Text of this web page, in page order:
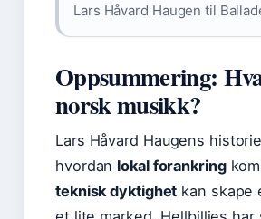
Lars Håvard Haugen til
Oppsummering:
norsk musikk?
Lars Håvard Haugens
hvordan lokal forankring
teknisk dyktighet kan skape